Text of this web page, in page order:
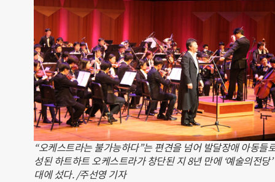
“오케스트라는 불가능하다”는 편견을 넘어 발달장애 아동들
성된 하트하트 오케스트라가 창단된 지 8년 만에 ‘예술의전당’
대에 섰다. /주선영 기자